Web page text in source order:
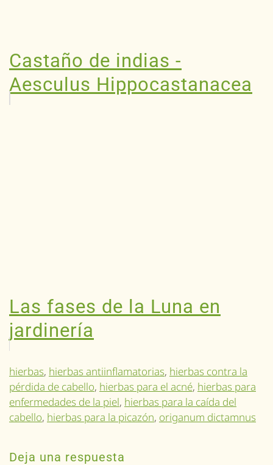
Castaño de indias -
Aesculus Hippocastanacea
Las fases de la Luna en
jardinería
hierbas, hierbas antiinflamatorias, hierbas contra la
pérdida de cabello, hierbas para el acné, hierbas para
enfermedades de la piel, hierbas para la caída del
cabello, hierbas para la picazón, origanum dictamnus
Deja una respuesta